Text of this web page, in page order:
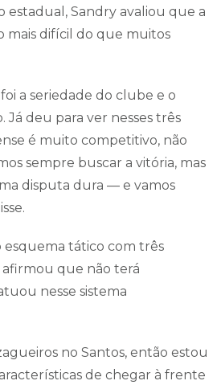
estadual, Sandry avaliou que a
mais difícil do que muitos
a seriedade do clube e o
Já deu para ver nesses três
é muito competitivo, não
sempre buscar a vitória, mas
disputa dura — e vamos
tático com três
que não terá
nesse sistema
no Santos, então estou
de chegar à frente